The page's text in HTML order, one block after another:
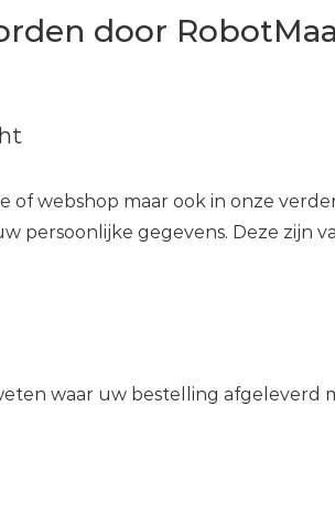
door
of webshop maar ook in onze
persoonlijke gegevens. Deze zijn
waar uw bestelling afgeleverd